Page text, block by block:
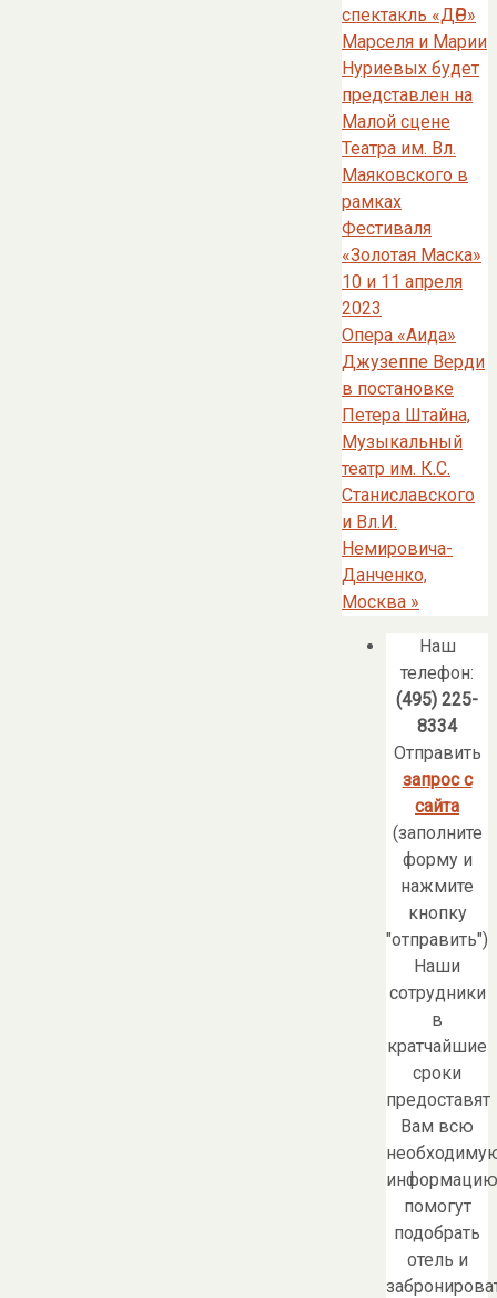
спектакль «ДӨР»
Марселя и Марии
Нуриевых будет
представлен на
Малой сцене
Театра им. Вл.
Маяковского в
рамках
Фестиваля
«Золотая Маска»
10 и 11 апреля
2023
Опера «Аида»
Джузеппе Верди
в постановке
Петера Штайна,
Музыкальный
театр им. К.С.
Станиславского
и Вл.И.
Немировича-
Данченко,
Москва »
Наш
телефон:
(495) 225-
8334
Отправить
запрос с
сайта
(заполните
форму и
нажмите
кнопку
"отправить")
Наши
сотрудники
в
кратчайшие
сроки
предоставят
Вам всю
помогут
подобрать
отель и